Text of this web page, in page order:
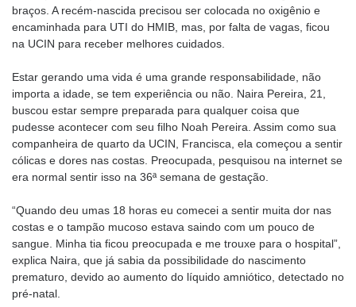
braços. A recém-nascida precisou ser colocada no oxigênio e
encaminhada para UTI do HMIB, mas, por falta de vagas, ficou
na UCIN para receber melhores cuidados.
Estar gerando uma vida é uma grande responsabilidade, não
importa a idade, se tem experiência ou não. Naira Pereira, 21,
buscou estar sempre preparada para qualquer coisa que
pudesse acontecer com seu filho Noah Pereira. Assim como sua
companheira de quarto da UCIN, Francisca, ela começou a sentir
cólicas e dores nas costas. Preocupada, pesquisou na internet se
era normal sentir isso na 36ª semana de gestação.
“Quando deu umas 18 horas eu comecei a sentir muita dor nas
costas e o tampão mucoso estava saindo com um pouco de
sangue. Minha tia ficou preocupada e me trouxe para o hospital”,
explica Naira, que já sabia da possibilidade do nascimento
prematuro, devido ao aumento do líquido amniótico, detectado no
pré-natal.